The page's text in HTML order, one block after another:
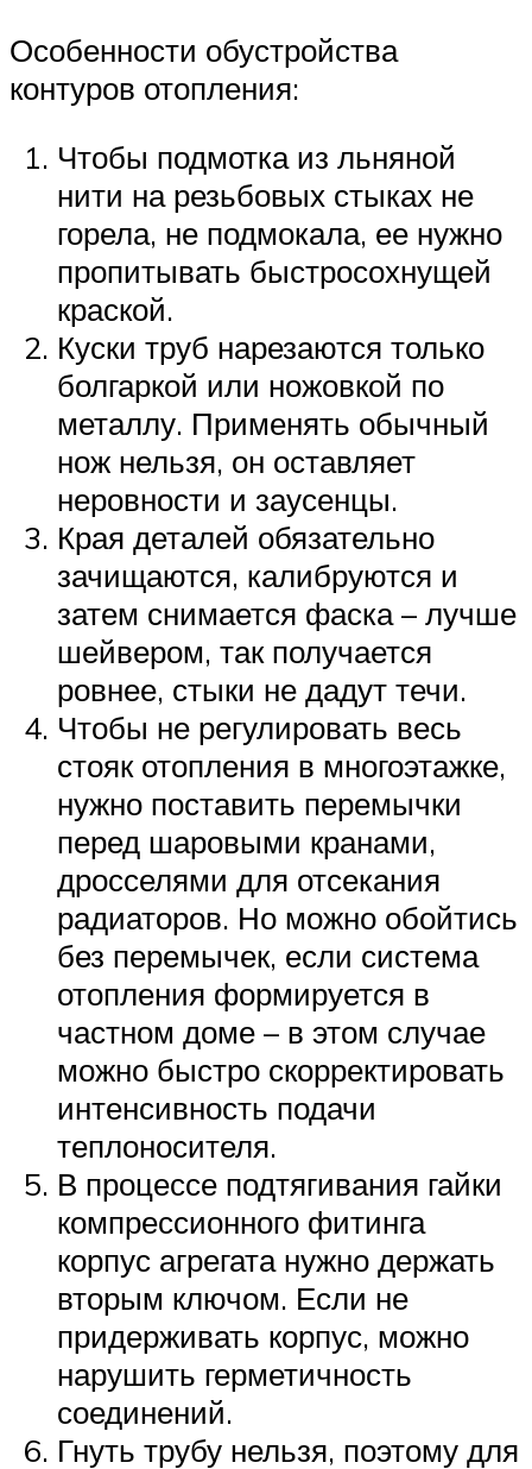
Особенности обустройства
контуров отопления:
Чтобы подмотка из льняной
нити на резьбовых стыках не
горела, не подмокала, ее нужно
пропитывать быстросохнущей
краской.
Куски труб нарезаются только
болгаркой или ножовкой по
металлу. Применять обычный
нож нельзя, он оставляет
неровности и заусенцы.
Края деталей обязательно
зачищаются, калибруются и
затем снимается фаска – лучше
шейвером, так получается
ровнее, стыки не дадут течи.
Чтобы не регулировать весь
стояк отопления в многоэтажке,
нужно поставить перемычки
перед шаровыми кранами,
дросселями для отсекания
радиаторов. Но можно обойтись
без перемычек, если система
отопления формируется в
частном доме – в этом случае
можно быстро скорректировать
интенсивность подачи
теплоносителя.
В процессе подтягивания гайки
компрессионного фитинга
корпус агрегата нужно держать
вторым ключом. Если не
придерживать корпус, можно
нарушить герметичность
соединений.
Гнуть трубу нельзя, поэтому для